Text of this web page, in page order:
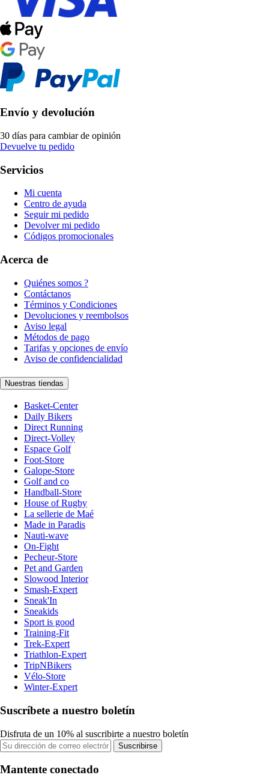
Envío y devolución
30 días para cambiar de opinión
Devuelve tu pedido
Servicios
Mi cuenta
Centro de ayuda
Seguir mi pedido
Devolver mi pedido
Códigos promocionales
Acerca de
Quiénes somos ?
Contáctanos
Términos y Condiciones
Devoluciones y reembolsos
Aviso legal
Métodos de pago
Tarifas y opciones de envío
Aviso de confidencialidad
Nuestras tiendas
Basket-Center
Daily Bikers
Direct Running
Direct-Volley
Espace Golf
Foot-Store
Galope-Store
Golf and co
Handball-Store
House of Rugby
La sellerie de Maé
Made in Paradis
Nauti-wave
On-Fight
Pecheur-Store
Pet and Garden
Slowood Interior
Smash-Expert
Sneak'In
Sneakids
Sport is good
Training-Fit
Trek-Expert
Triathlon-Expert
TripNBikers
Vélo-Store
Winter-Expert
Suscríbete a nuestro boletín
Disfruta de un 10% al suscribirte a nuestro boletín
Suscribirse
Mantente conectado